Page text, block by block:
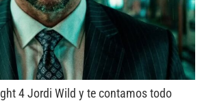
4 Jordi Wild y te contamos todo